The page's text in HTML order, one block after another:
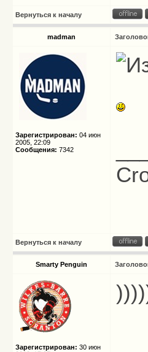
Вернуться к началу
madman
Зарегистрирован: 04 июн
2005, 22:09
Сообщения: 7342
Вернуться к началу
Smarty Penguin
Зарегистрирован: 30 июн